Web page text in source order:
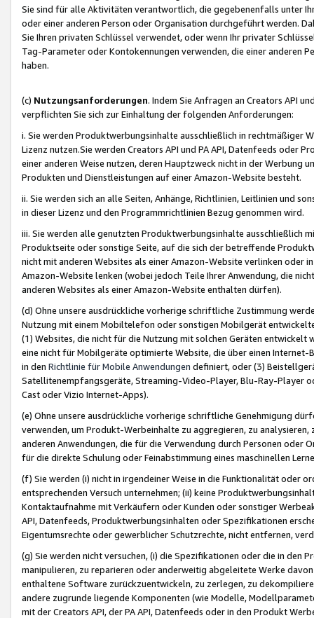
Sie sind für alle Aktivitäten verantwortlich, die gegebenenfalls unter
oder einer anderen Person oder Organisation durchgeführt werden.
Sie Ihren privaten Schlüssel verwendet, oder wenn Ihr privater
Tag-Parameter oder Kontokennungen verwenden, die einer anderen
haben.
(c) Nutzungsanforderungen. Indem Sie Anfragen an Creators API
verpflichten Sie sich zur Einhaltung der folgenden Anforderungen:
i. Sie werden Produktwerbungsinhalte ausschließlich in rechtmäßiger
Lizenz nutzen.Sie werden Creators API und PA API, Datenfeeds oder
einer anderen Weise nutzen, deren Hauptzweck nicht in der Werbung
Produkten und Dienstleistungen auf einer Amazon-Website besteht.
ii. Sie werden sich an alle Seiten, Anhänge, Richtlinien, Leitlinien und
in dieser Lizenz und den Programmrichtlinien Bezug genommen wird.
iii. Sie werden alle genutzten Produktwerbungsinhalte ausschließlich
Produktseite oder sonstige Seite, auf die sich der betreffende
nicht mit anderen Websites als einer Amazon-Website verlinken oder
Amazon-Website lenken (wobei jedoch Teile Ihrer Anwendung, die
anderen Websites als einer Amazon-Website enthalten dürfen).
(d) Ohne unsere ausdrückliche vorherige schriftliche Zustimmung
Nutzung mit einem Mobiltelefon oder sonstigen Mobilgerät
(1) Websites, die nicht für die Nutzung mit solchen Geräten
eine nicht für Mobilgeräte optimierte Website, die über einen
in den Richtlinie für Mobile Anwendungen definiert, oder (3)
Satellitenempfangsgeräte, Streaming-Video-Player, Blu-Ray-Player
Cast oder Vizio Internet-Apps).
(e) Ohne unsere ausdrückliche vorherige schriftliche Genehmigung
verwenden, um Produkt-Werbeinhalte zu aggregieren, zu
anderen Anwendungen, die für die Verwendung durch Personen
für die direkte Schulung oder Feinabstimmung eines maschinellen
(f) Sie werden (i) nicht in irgendeiner Weise in die Funktionalität oder
entsprechenden Versuch unternehmen; (ii) keine
Kontaktaufnahme mit Verkäufern oder Kunden oder sonstiger
API, Datenfeeds, Produktwerbungsinhalten oder Spezifikationen
Eigentumsrechte oder gewerblicher Schutzrechte, nicht entfernen,
(g) Sie werden nicht versuchen, (i) die Spezifikationen oder die in
manipulieren, zu reparieren oder anderweitig abgeleitete Werke
enthaltene Software zurückzuentwickeln, zu zerlegen, zu
andere zugrunde liegende Komponenten (wie Modelle,
mit der Creators API, der PA API, Datenfeeds oder in den Produkt